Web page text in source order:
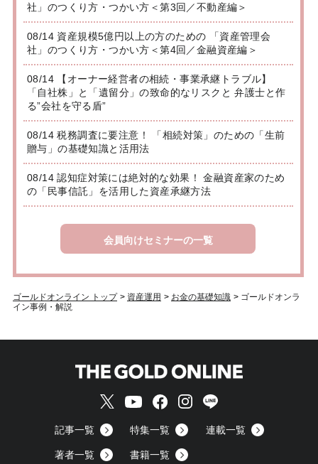
社」のつくり方・つかい方＜第3回／不動産編＞
08/14 資産規模5億円以上の方のための 「資産管理会
社」のつくり方・つかい方＜第4回／金融資産編＞
08/14 【オーナー経営者の相続・事業承継トラブル】
「自社株」と「遺留分」の致命的なリスクと 弁護士と作
る”会社を守る盾”
08/14 税務調査に要注意！ 「相続対策」のための「生前
贈与」の基礎知識と活用法
08/14 認知症対策には絶対的な効果！ 金融資産家のため
の「民事信託」を活用した資産承継方法
会員向けセミナーの一覧
ゴールドオンライン トップ > 資産運用 > お金の基礎知識 > ゴールドオンラ
イン事例・解説
記事一覧 特集一覧 連載一覧
著者一覧 書籍一覧